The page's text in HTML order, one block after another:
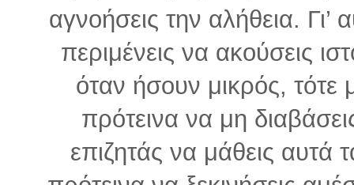
αγνοήσεις την αλήθεια.
περιμένεις να ακούσεις
όταν ήσουν μικρός, τότε
πρότεινα να μη
επιζητάς να μάθεις αυτά